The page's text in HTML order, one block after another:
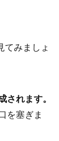
てみましょ
されます。
を塞ぎま